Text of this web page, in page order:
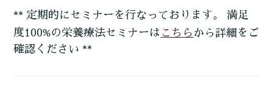
** 定期的にセミナーを行なっております。 満足
度100%の栄養療法セミナーは こちら から詳細をご
確認ください **